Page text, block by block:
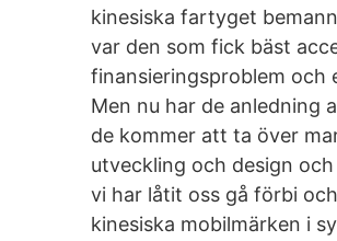
kinesiska fartyget
var den som fick bäst
finansieringsproblem och
Men nu har de anledning
de kommer att ta över
utveckling och design
vi har låtit oss gå förbi
kinesiska mobilmärken i